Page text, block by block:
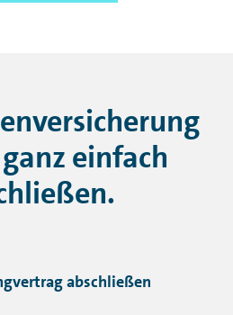
ganz einfach
abschließen